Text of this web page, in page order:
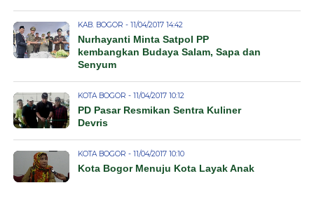
KAB. BOGOR - 11/04/2017 14:42
Nurhayanti Minta Satpol PP
kembangkan Budaya Salam, Sapa dan
Senyum
KOTA BOGOR - 11/04/2017 10:12
PD Pasar Resmikan Sentra Kuliner
Devris
KOTA BOGOR - 11/04/2017 10:10
Kota Bogor Menuju Kota Layak Anak